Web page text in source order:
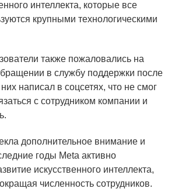
интеллекта, которые все
крупными технологическими
также пожаловались на
в службу поддержки после
написал в соцсетях, что не смог
с сотрудником компании и
дополнительное внимание и
годы Meta активно
искусственного интеллекта,
численность сотрудников.